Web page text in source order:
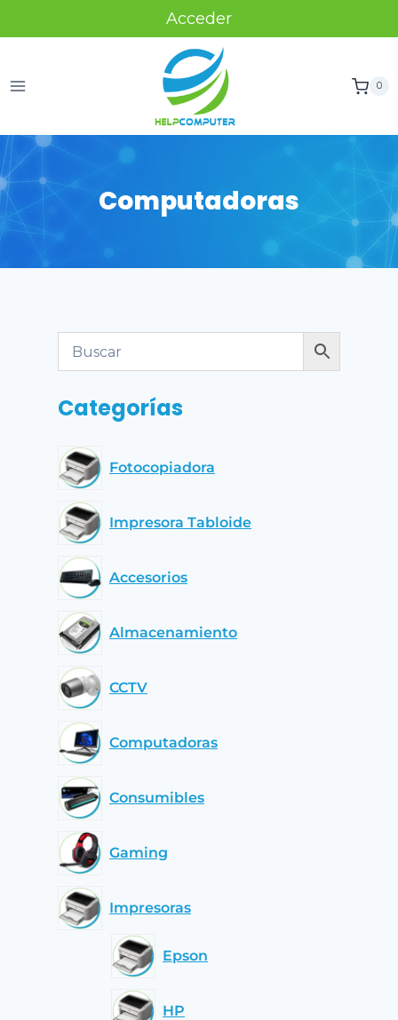
Acceder
0
Computadoras
Categorías
Fotocopiadora
Impresora Tabloide
Accesorios
Almacenamiento
CCTV
Computadoras
Consumibles
Gaming
Impresoras
Epson
HP